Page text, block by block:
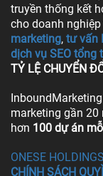
truyền thống kết
cho doanh
marketing, tư vấn
dịch vụ SEO tổng
TỶ LỆ CHUYỂN
marketing gần
hơn 100 dự án
ONESE HOLDINGS
CHÍNH SÁCH